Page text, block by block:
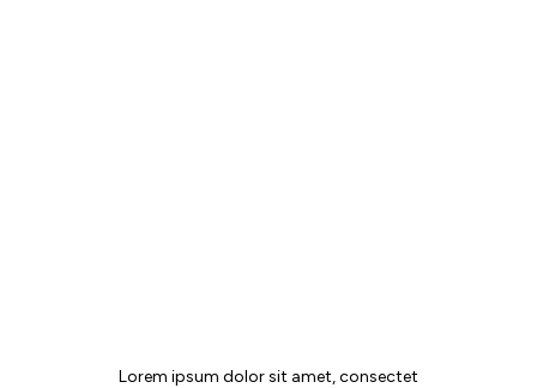
Lorem ipsum dolor sit amet, consectet